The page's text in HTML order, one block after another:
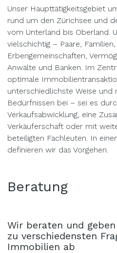
Unser Haupttätigkeitsgebiet
rund um den Zürichsee und
vom Unterland bis Oberland.
vielschichtig – Paare,
Erbengemeinschaften,
Anwälte und Banken. Im
optimale
unterschiedlichste Weise und
Bedürfnissen bei – sei es
Verkaufsabwicklung, eine
Verkäuferschaft oder mit
beteiligten Fachleuten. In
definieren wir das Vorgehen.
Beratung
Wir beraten und
zu verschiedensten
Immobilien ab